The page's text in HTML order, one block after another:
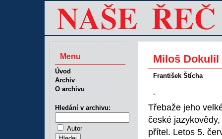
Miloš Dokulil
František Štícha
-
Třebaže jeho
české
přítel. Letos 5.
Menu
Úvod
Archiv
O archivu
Hledání v archivu:
Autor